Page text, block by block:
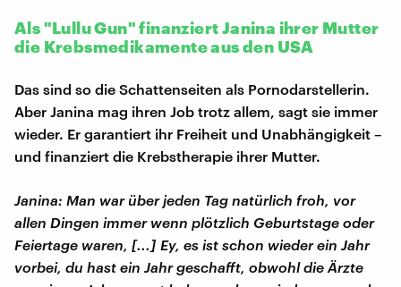
Als "Lullu Gun" finanziert Janina ihrer Mutter
die Krebsmedikamente aus den USA
Das sind so die Schattenseiten als Pornodarstellerin.
Aber Janina mag ihren Job trotz allem, sagt sie immer
wieder. Er garantiert ihr Freiheit und Unabhängigkeit –
und finanziert die Krebstherapie ihrer Mutter.
Janina: Man war über jeden Tag natürlich froh, vor
allen Dingen immer wenn plötzlich Geburtstage oder
Feiertage waren, [...] Ey, es ist schon wieder ein Jahr
vorbei, du hast ein Jahr geschafft, obwohl die Ärzte